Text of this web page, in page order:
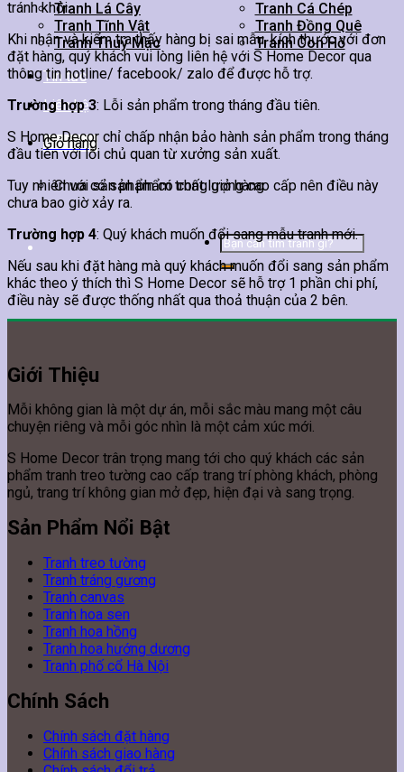
Tranh Lá Cây
Tranh Cá Chép
Tranh Tĩnh Vật
Tranh Đồng Quê
Tranh Thuỷ Mặc
Tranh Con Hổ
Tin tức
Liên hệ
Giỏ hàng
Chưa có sản phẩm trong giỏ hàng.
Tìm
kiếm:
tránh khỏi.
Khi nhận và kiểm tra thấy hàng bị sai mẫu, kích thước với đơn
đặt hàng, quý khách vui lòng liên hệ với S Home Decor qua
thông tin hotline/ facebook/ zalo để được hỗ trợ.
Trường hợp 3: Lỗi sản phẩm trong tháng đầu tiên.
S Home Decor chỉ chấp nhận bảo hành sản phẩm trong tháng
đầu tiên với lỗi chủ quan từ xưởng sản xuất.
Tuy nhiên với sản phẩm có chất lượng cao cấp nên điều này
chưa bao giờ xảy ra.
Trường hợp 4: Quý khách muốn đổi sang mẫu tranh mới.
Nếu sau khi đặt hàng mà quý khách muốn đổi sang sản phẩm
khác theo ý thích thì S Home Decor sẽ hỗ trợ 1 phần chi phí,
điều này sẽ được thống nhất qua thoả thuận của 2 bên.
Giới Thiệu
Mỗi không gian là một dự án, mỗi sắc màu mang một câu
chuyện riêng và mỗi góc nhìn là một cảm xúc mới.
S Home Decor trân trọng mang tới cho quý khách các sản
phẩm tranh treo tường cao cấp trang trí phòng khách, phòng
ngủ, trang trí không gian mở đẹp, hiện đại và sang trọng.
Sản Phẩm Nổi Bật
Tranh treo tường
Tranh tráng gương
Tranh canvas
Tranh hoa sen
Tranh hoa hồng
Tranh hoa hướng dương
Tranh phố cổ Hà Nội
Chính Sách
Chính sách đặt hàng
Chính sách giao hàng